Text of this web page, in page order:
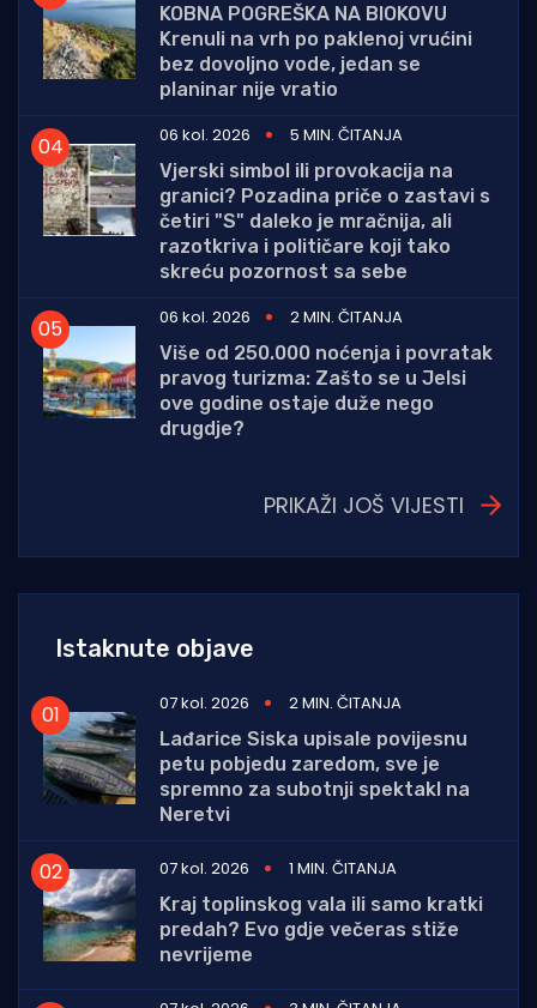
KOBNA POGREŠKA NA BIOKOVU
Krenuli na vrh po paklenoj vrućini
bez dovoljno vode, jedan se
planinar nije vratio
06 kol. 2026
5 MIN. ČITANJA
Vjerski simbol ili provokacija na
granici? Pozadina priče o zastavi s
četiri "S" daleko je mračnija, ali
razotkriva i političare koji tako
skreću pozornost sa sebe
06 kol. 2026
2 MIN. ČITANJA
Više od 250.000 noćenja i povratak
pravog turizma: Zašto se u Jelsi
ove godine ostaje duže nego
drugdje?
PRIKAŽI JOŠ VIJESTI
Istaknute objave
07 kol. 2026
2 MIN. ČITANJA
Lađarice Siska upisale povijesnu
petu pobjedu zaredom, sve je
spremno za subotnji spektakl na
Neretvi
07 kol. 2026
1 MIN. ČITANJA
Kraj toplinskog vala ili samo kratki
predah? Evo gdje večeras stiže
nevrijeme